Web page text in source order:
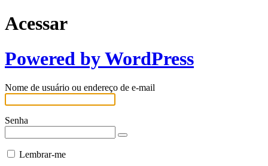
Acessar
Powered by WordPress
Nome de usuário ou endereço de e-mail
Senha
Lembrar-me